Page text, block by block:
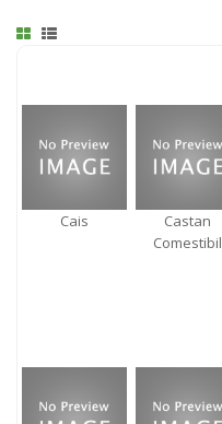
Cais
Castan
Comestibil